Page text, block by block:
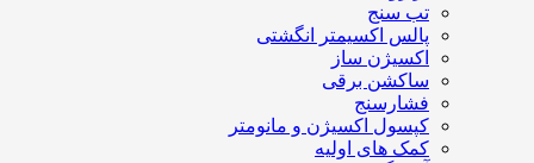
تب سنج
پالس اکسیمتر انگشتی
اکسیژن ساز
ساکشن برقی
فشارسنج
کپسول اکسیژن و مانومتر
کمک های اولیه